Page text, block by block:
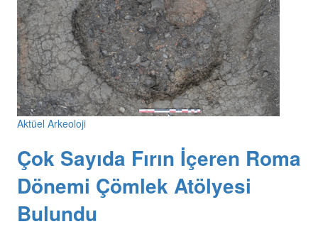
Aktüel Arkeoloji
Çok Sayıda Fırın İçeren Roma
Dönemi Çömlek Atölyesi
Bulundu